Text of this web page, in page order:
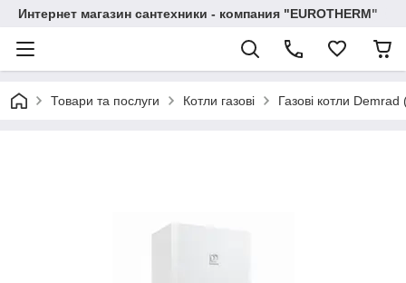
Интернет магазин сантехники - компания "EUROTHERM"
Товари та послуги Котли газові Газові котли